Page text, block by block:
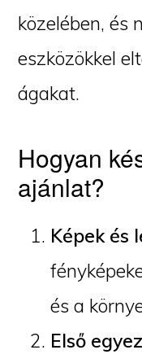
közelében, és
eszközökkel
ágakat.
Hogyan
ajánlat?
Képek és
és a
Első